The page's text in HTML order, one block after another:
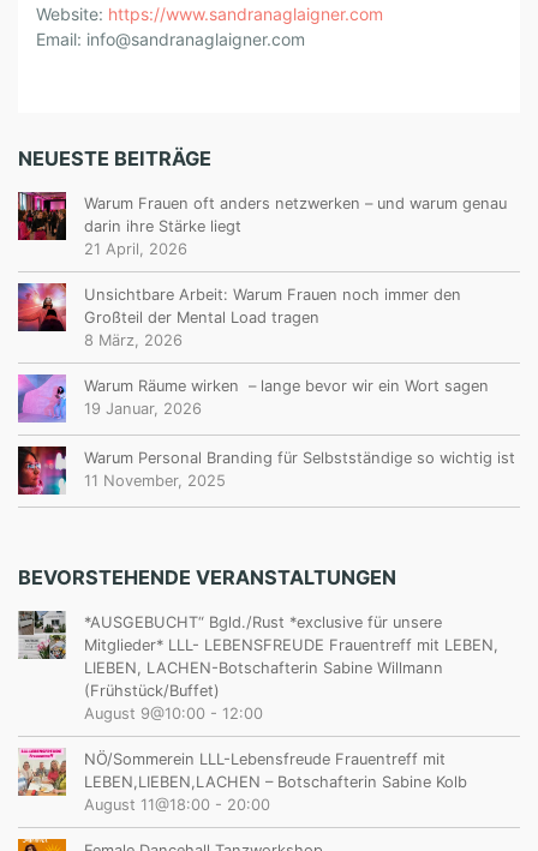
Website: https://www.sandranaglaigner.com
Email: info@sandranaglaigner.com
NEUESTE BEITRÄGE
Warum Frauen oft anders netzwerken – und warum genau
darin ihre Stärke liegt
21 April, 2026
Unsichtbare Arbeit: Warum Frauen noch immer den
Großteil der Mental Load tragen
8 März, 2026
Warum Räume wirken – lange bevor wir ein Wort sagen
19 Januar, 2026
Warum Personal Branding für Selbstständige so wichtig ist
11 November, 2025
BEVORSTEHENDE VERANSTALTUNGEN
*AUSGEBUCHT“ Bgld./Rust *exclusive für unsere
Mitglieder* LLL- LEBENSFREUDE Frauentreff mit LEBEN,
LIEBEN, LACHEN-Botschafterin Sabine Willmann
(Frühstück/Buffet)
August 9@10:00 - 12:00
NÖ/Sommerein LLL-Lebensfreude Frauentreff mit
LEBEN,LIEBEN,LACHEN – Botschafterin Sabine Kolb
August 11@18:00 - 20:00